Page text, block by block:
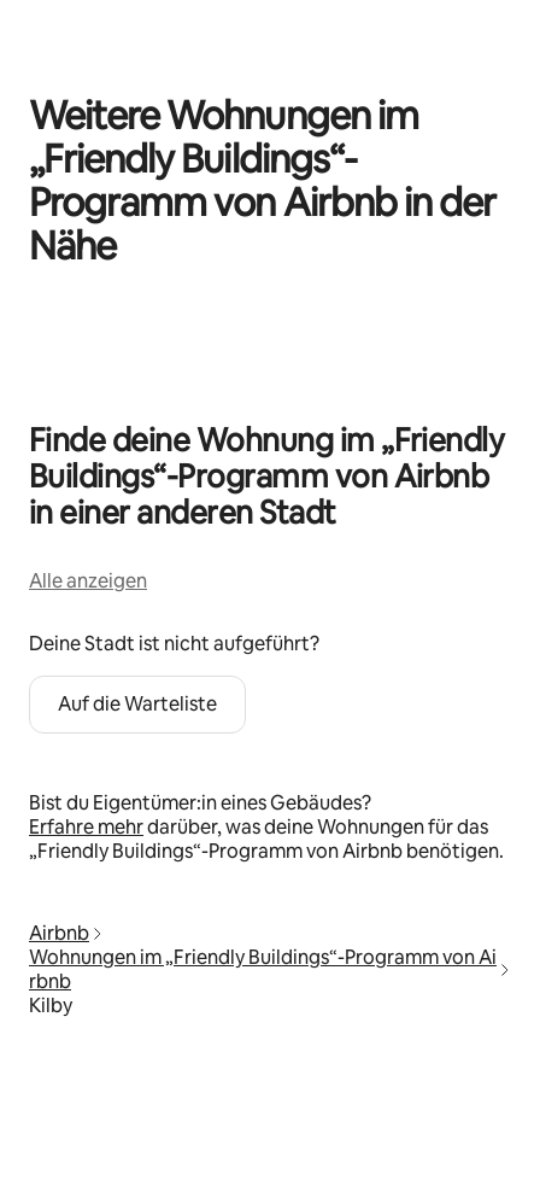
Weitere Wohnungen im
„Friendly Buildings“-
Programm von Airbnb in der
Nähe
Finde deine Wohnung im „Friendly
Buildings“-Programm von Airbnb
in einer anderen Stadt
Alle anzeigen
Deine Stadt ist nicht aufgeführt?
Auf die Warteliste
Bist du Eigentümer:in eines Gebäudes?
Erfahre mehrdarüber, was deine Wohnungen für das
„Friendly Buildings“-Programm von Airbnb benötigen.
Airbnb
Wohnungen im „Friendly Buildings“-Programm von Ai
rbnb
Kilby